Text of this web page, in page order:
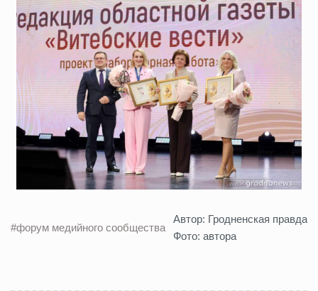
#форум медийного сообщества
Автор: Гродненская правда
Фото: автора